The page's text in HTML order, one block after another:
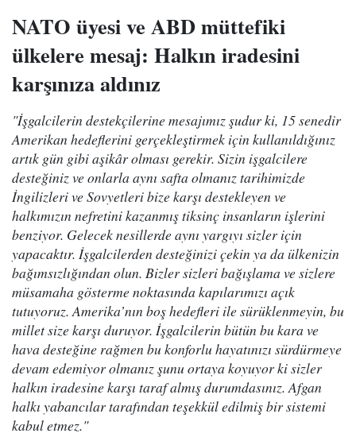
NATO üyesi ve ABD müttefiki
ülkelere mesaj: Halkın iradesini
karşınıza aldınız
"İşgalcilerin destekçilerine mesajımız şudur ki, 15 senedir
Amerikan hedeflerini gerçekleştirmek için kullanıldığınız
artık gün gibi aşikâr olması gerekir. Sizin işgalcilere
desteğiniz ve onlarla aynı safta olmanız tarihimizde
İngilizleri ve Sovyetleri bize karşı destekleyen ve
halkımızın nefretini kazanmış tiksinç insanların işlerini
benziyor. Gelecek nesillerde aynı yargıyı sizler için
yapacaktır. İşgalcilerden desteğinizi çekin ya da ülkenizin
bağımsızlığından olun. Bizler sizleri bağışlama ve sizlere
müsamaha gösterme noktasında kapılarımızı açık
tutuyoruz. Amerika’nın boş hedefleri ile sürüklenmeyin, bu
millet size karşı duruyor. İşgalcilerin bütün bu kara ve
hava desteğine rağmen bu konforlu hayatınızı sürdürmeye
devam edemiyor olmanız şunu ortaya koyuyor ki sizler
halkın iradesine karşı taraf almış durumdasınız. Afgan
halkı yabancılar tarafından teşekkül edilmiş bir sistemi
kabul etmez."